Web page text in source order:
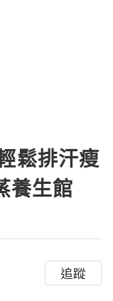
鬆排汗瘦
養生館
追蹤